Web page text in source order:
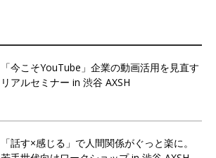
「今こそYouTube」企業の動画活用を見直す
リアルセミナー in 渋谷 AXSH
「話す×感じる」で人間関係がぐっと楽に。